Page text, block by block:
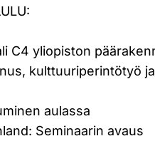
C4 yliopiston
kulttuuriperintötyö
aulassa
Seminaarin avaus